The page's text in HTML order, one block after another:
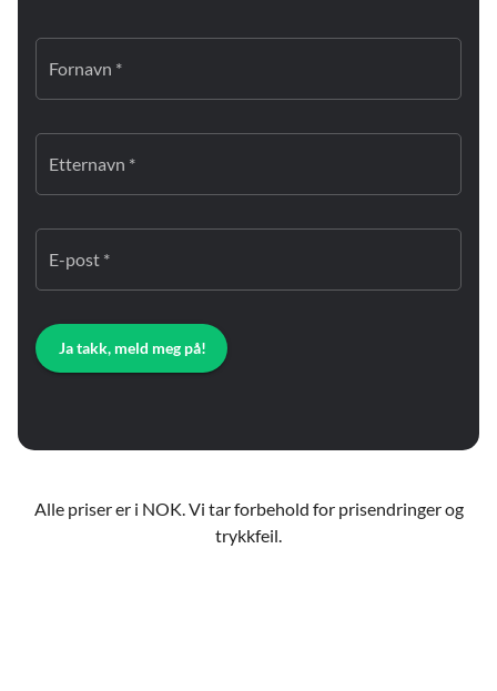
Fornavn *
Etternavn *
E-post *
Ja takk, meld meg på!
Alle priser er i NOK. Vi tar forbehold for prisendringer og
trykkfeil.